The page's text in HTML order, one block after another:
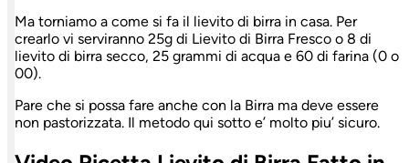
Ma torniamo a come si fa il lievito di birra in casa. Per
crearlo vi serviranno 25g di Lievito di Birra Fresco o 8 di
lievito di birra secco, 25 grammi di acqua e 60 di farina (0 o
00).
Pare che si possa fare anche con la Birra ma deve essere
non pastorizzata. Il metodo qui sotto e’ molto piu’ sicuro.